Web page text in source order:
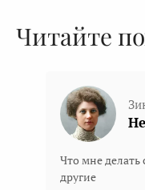
Читайте
Что мне
другие